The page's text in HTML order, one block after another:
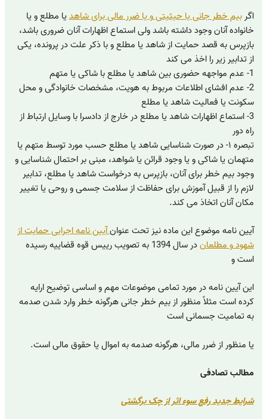
اگربیم خطر جانی یا حیثیتی و یا ضرر مالی برای شاهدیا مطلع و یا
خانواده آنان وجود داشته باشد ولی استماع اظهارات آنان ضروری باشد،
بازپرس به قصد حمایت از شاهد یا مطلع و با ذکر علت در پرونده، یکی
از تدابیر زیر را اخذ می کند
1- عدم مواجهه حضوری بین شاهد یا مطلع با شاکی یا متهم
2- عدم افشای اطلاعات مربوط به هویت، مشخصات خانوادگی و محل
سکونت یا فعالیت شاهد یا مطلع
3- استماع اظهارات شاهد یا مطلع در خارج از دادسرا با وسایل ارتباط از
راه دور
تبصره ۱- در صورت شناسایی شاهد یا مطلع حسب مورد توسط متهم یا
متهمان یا شاکی و یا وجود قرائن یا شواهد، مبنی بر احتمال شناسایی و
وجود بیم خطر برای آنان، بازپرس به درخواست شاهد یا مطلع، تدابیر
لازم را از قبیل آموزش برای حفاظت از سلامت جسمی و روحی یا تغییر
مکان آنان اتخاذ می کند.
آیین نامه موضوع این ماده نیز تحت عنوانآیین نامه اجرایی حمایت از
شهود و مطلعان
در سال 1394 به تصویب رییس قوه قضاییه رسیده
است و
این آیین نامه در مورد تمامی موضوعات مهم و اساسی توضیح ارایه
کرده است مثلاً منظور از بیم خطر جانی هرگونه خطر وارد شدن صدمه
به تمامیت جسمانی است
یا منظور از ضرر مالی، هرگونه صدمه به اموال یا حقوق مالی است.
مطالب تصادفی
شرایط جدید رفع سوء اثر از چک برگشتی